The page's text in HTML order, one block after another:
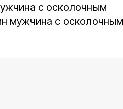
с осколочным
мужчина с осколочным